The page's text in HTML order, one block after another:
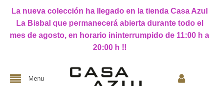
La nueva colección ha llegado en la tienda Casa Azul
La Bisbal que permanecerá abierta durante todo el
mes de agosto, en horario ininterrumpido de 11:00 h a
20:00 h !!
Menu